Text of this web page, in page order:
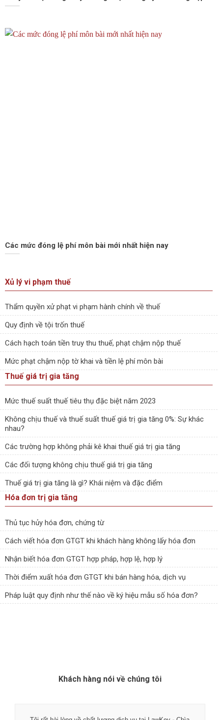
Các mức đóng lệ phí môn bài mới nhất hiện nay
Xủ lý vi phạm thuế
Thẩm quyền xử phạt vi phạm hành chính về thuế
Quy định về tội trốn thuế
Cách hạch toán tiền truy thu thuế, phạt chậm nộp thuế
Mức phạt chậm nộp tờ khai và tiền lệ phí môn bài
Thuế giá trị gia tăng
Mức thuế suất thuế tiêu thụ đặc biệt năm 2023
Không chịu thuế và thuế suất thuế giá trị gia tăng 0%: Sự khác
nhau?
Các trường hợp không phải kê khai thuế giá trị gia tăng
Các đối tượng không chịu thuế giá trị gia tăng
Thuế giá trị gia tăng là gì? Khái niệm và đặc điểm
Hóa đơn trị gia tăng
Thủ tục hủy hóa đơn, chứng từ
Cách viết hóa đơn GTGT khi khách hàng không lấy hóa đơn
Nhận biết hóa đơn GTGT hợp pháp, hợp lệ, hợp lý
Thời điểm xuất hóa đơn GTGT khi bán hàng hóa, dịch vụ
Pháp luật quy định như thế nào về ký hiệu mẫu số hóa đơn?
Khách hàng nói về chúng tôi